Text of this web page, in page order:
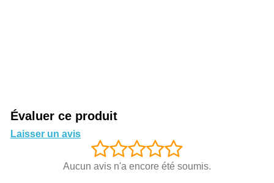
Évaluer ce produit
Laisser un avis
Aucun avis n'a encore été soumis.